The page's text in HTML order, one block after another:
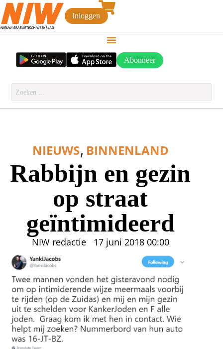
Inloggen
Abonneer
NIEUWS, BINNENLAND
Rabbijn en gezin
op straat
geïntimideerd
NIW redactie 17 juni 2018 00:00